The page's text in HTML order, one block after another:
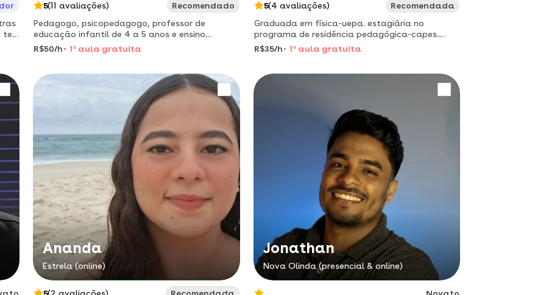
te
5(11 avaliações)
Recomendado
Pedagogo, psicopedagogo, professor de
educação infantil de 4 a 5 anos e ensino
fundamental anos iniciais, orientador
psicopedagógico e de pré projeto, artigo e tcc.
R$50/h 1 a aula gratuita
5(4 avaliações)
Recomendada
Graduada em física-uepa. estagiária no
programa de residência pedagógica-capes.
técnica em meio ambiente.
R$35/h 1 aaula gratuita
Ananda
Estrela (online)
5(2 avaliações)
Recomendada
Jonathan
Nova Olinda (presencial & online)
Novato